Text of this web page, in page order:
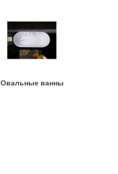
Овальные ванны